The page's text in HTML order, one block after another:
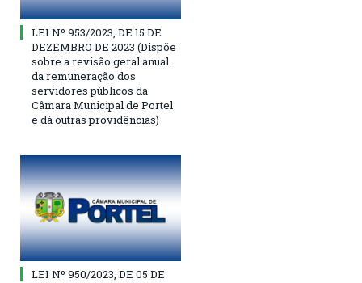
LEI Nº 953/2023, DE 15 DE
DEZEMBRO DE 2023 (Dispõe
sobre a revisão geral anual
da remuneração dos
servidores públicos da
Câmara Municipal de Portel
e dá outras providências)
LEI Nº 950/2023, DE 05 DE